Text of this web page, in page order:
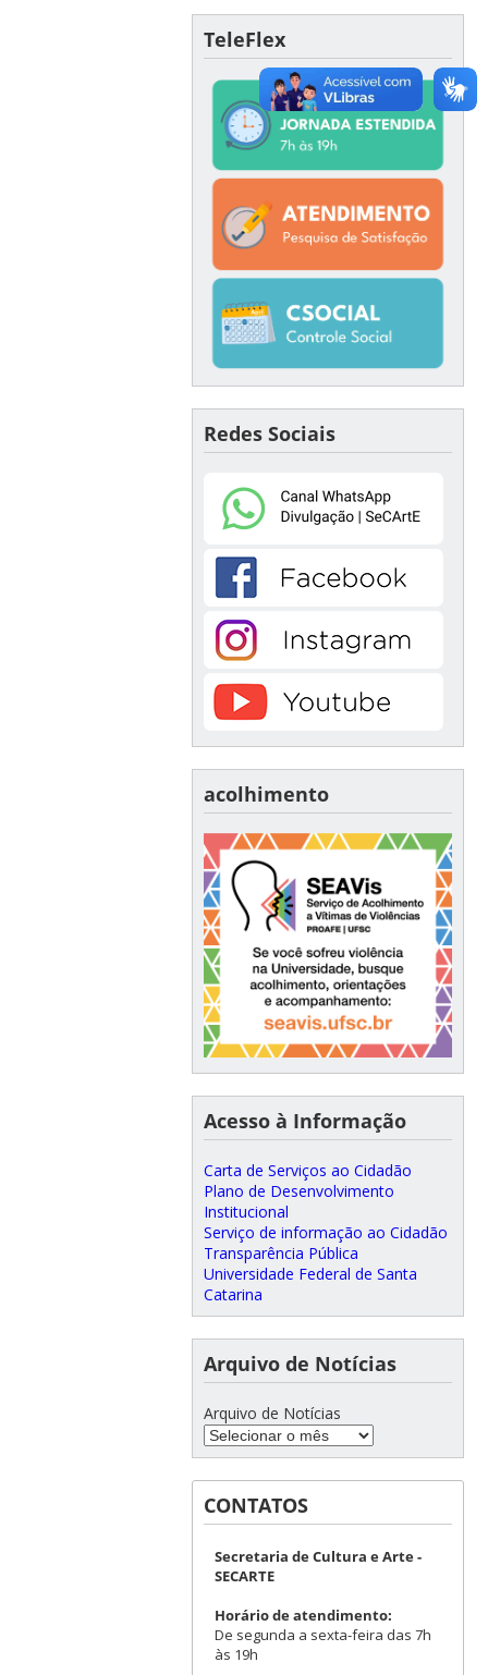
TeleFlex
Redes Sociais
acolhimento
Acesso à Informação
Carta de Serviços ao Cidadão
Plano de Desenvolvimento
Institucional
Serviço de informação ao Cidadão
Transparência Pública
Universidade Federal de Santa
Catarina
Arquivo de Notícias
Arquivo de Notícias
CONTATOS
Secretaria de Cultura e Arte -
SECARTE
Horário de atendimento:
De segunda a sexta-feira das 7h
às 19h